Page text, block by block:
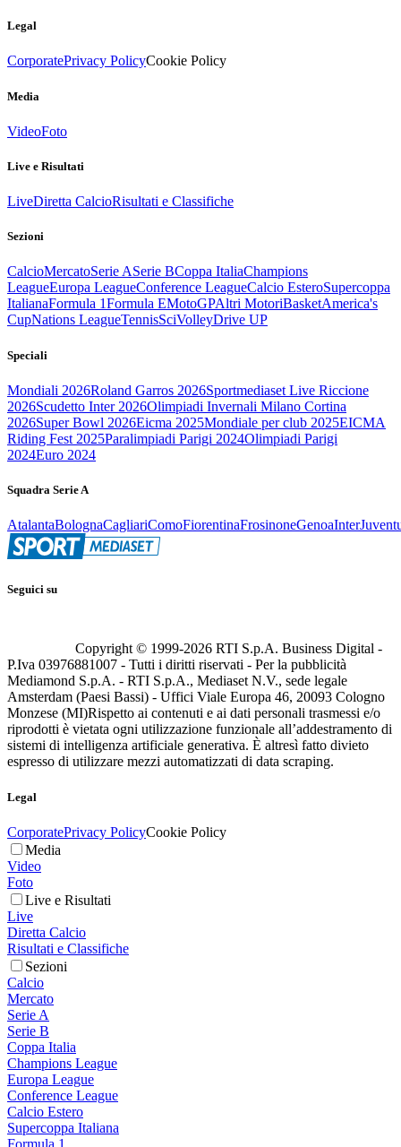
Legal
CorporatePrivacy PolicyCookie Policy
Media
VideoFoto
Live e Risultati
LiveDiretta CalcioRisultati e Classifiche
Sezioni
CalcioMercatoSerie ASerie BCoppa ItaliaChampions
LeagueEuropa LeagueConference LeagueCalcio EsteroSupercoppa
ItalianaFormula 1Formula EMotoGPAltri MotoriBasketAmerica's
CupNations LeagueTennisSciVolleyDrive UP
Speciali
Mondiali 2026Roland Garros 2026Sportmediaset Live Riccione
2026Scudetto Inter 2026Olimpiadi Invernali Milano Cortina
2026Super Bowl 2026Eicma 2025Mondiale per club 2025EICMA
Riding Fest 2025Paralimpiadi Parigi 2024Olimpiadi Parigi
2024Euro 2024
Squadra Serie A
AtalantaBolognaCagliariComoFiorentinaFrosinoneGenoaInter
Seguici su
Copyright © 1999-2026 RTI S.p.A. Business Digital -
P.Iva 03976881007 - Tutti i diritti riservati - Per la pubblicità
Mediamond S.p.A. - RTI S.p.A., Mediaset N.V., sede legale
Amsterdam (Paesi Bassi) - Uffici Viale Europa 46, 20093 Cologno
Monzese (MI)Rispetto ai contenuti e ai dati personali trasmessi e/o
riprodotti è vietata ogni utilizzazione funzionale all’addestramento di
sistemi di intelligenza artificiale generativa. È altresì fatto divieto
espresso di utilizzare mezzi automatizzati di data scraping.
Legal
CorporatePrivacy PolicyCookie Policy
Media
Video
Foto
Live e Risultati
Live
Diretta Calcio
Risultati e Classifiche
Sezioni
Calcio
Mercato
Serie A
Serie B
Coppa Italia
Champions League
Europa League
Conference League
Calcio Estero
Supercoppa Italiana
Formula 1